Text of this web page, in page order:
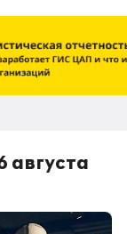
августа